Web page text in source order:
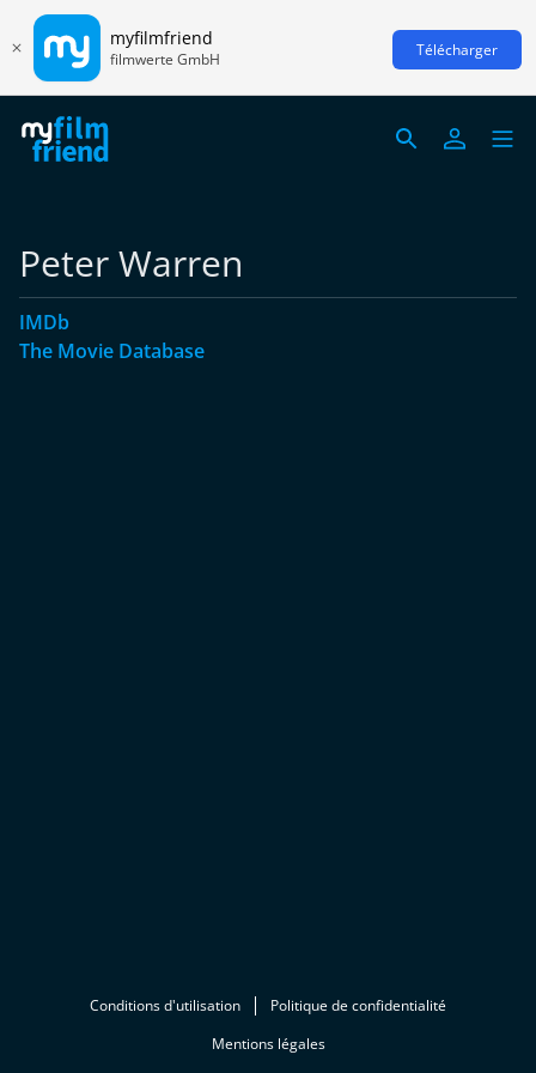
myfilmfriend
filmwerte GmbH Télécharger
Peter Warren
IMDb
The Movie Database
Conditions d'utilisation
Politique de confidentialité
Mentions légales